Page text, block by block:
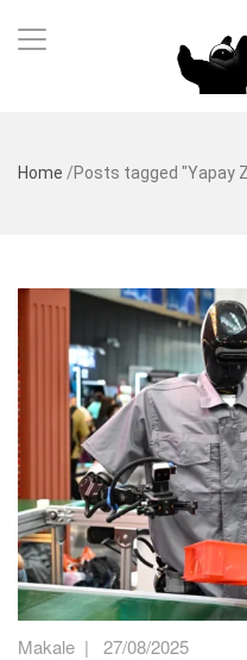
Home /Posts tagged "Yapay
Makale | 27/08/2025